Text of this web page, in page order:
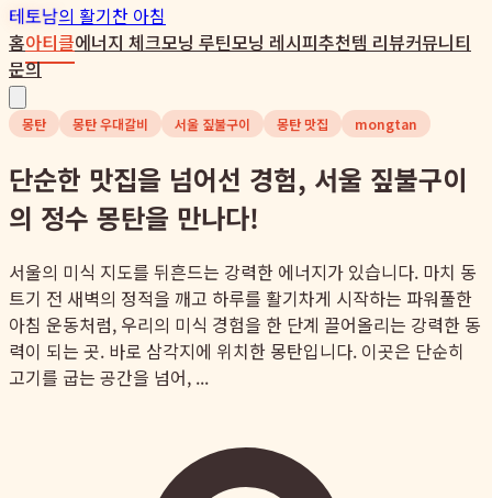
테토남의 활기찬 아침
홈아티클에너지 체크모닝 루틴모닝 레시피추천템 리뷰커뮤니티
문의
몽탄 몽탄 우대갈비 서울 짚불구이 몽탄 맛집 mongtan
단순한 맛집을 넘어선 경험, 서울 짚불구이
의 정수 몽탄을 만나다!
서울의 미식 지도를 뒤흔드는 강력한 에너지가 있습니다. 마치 동
트기 전 새벽의 정적을 깨고 하루를 활기차게 시작하는 파워풀한
아침 운동처럼, 우리의 미식 경험을 한 단계 끌어올리는 강력한 동
력이 되는 곳. 바로 삼각지에 위치한 몽탄입니다. 이곳은 단순히
고기를 굽는 공간을 넘어, ...